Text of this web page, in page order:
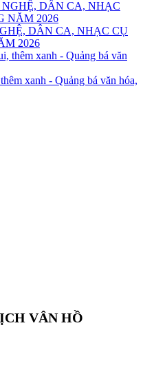
DÂN CA, NHẠC CỤ
2026
xanh - Quảng bá văn hóa,
VÂN HỒ